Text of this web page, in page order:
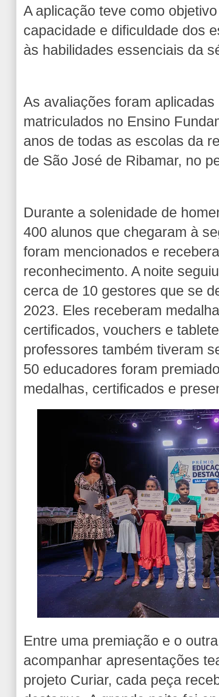
A aplicação teve como
capacidade e dificuldade dos
às habilidades essenciais da
As avaliações foram
matriculados no Ensino
anos de todas as escolas da
de São José de Ribamar, no
Durante a solenidade de
400 alunos que chegaram à
foram mencionados e
reconhecimento. A noite
cerca de 10 gestores que se
2023. Eles receberam
certificados, vouchers e
professores também tiveram
50 educadores foram
medalhas, certificados e
Entre uma premiação e o
acompanhar apresentações
projeto Curiar, cada peça